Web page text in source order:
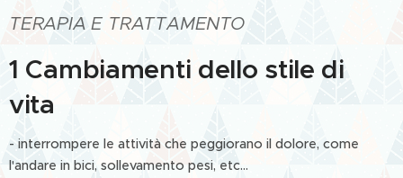
TERAPIA E TRATTAMENTO
1 Cambiamenti dello stile di
vita
- interrompere le attività che peggiorano il dolore, come
l'andare in bici, sollevamento pesi, etc...